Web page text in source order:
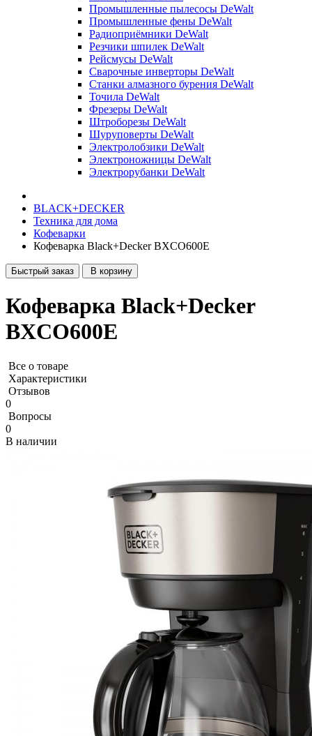
Промышленные пылесосы DeWalt
Промышленные фены DeWalt
Радиоприёмники DeWalt
Резчики шпилек DeWalt
Рейсмусы DeWalt
Сварочные инверторы DeWalt
Станки алмазного бурения DeWalt
Точила DeWalt
Фрезеры DeWalt
Штроборезы DeWalt
Шуруповерты DeWalt
Электролобзики DeWalt
Электроножницы DeWalt
Электрорубанки DeWalt
BLACK+DECKER
Техника для дома
Кофеварки
Кофеварка Black+Decker BXCO600E
Быстрый заказ В корзину
Кофеварка Black+Decker
BXCO600E
Все о товаре
Характеристики
Отзывов
0
Вопросы
0
В наличии